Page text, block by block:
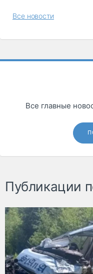
Все новости
Все главные
Публикации